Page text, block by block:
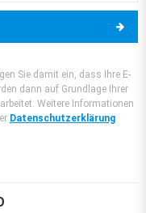
Sie damit ein, dass Ihre E-
dann auf Grundlage Ihrer
Weitere Informationen
Datenschutzerklärung